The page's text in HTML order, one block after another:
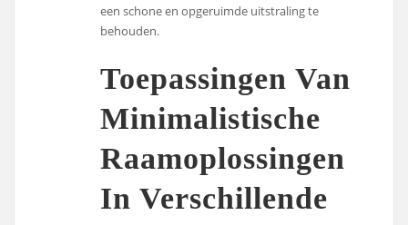
een schone en opgeruimde uitstraling te
behouden.
Toepassingen Van
Minimalistische
Raamoplossingen
In Verschillende